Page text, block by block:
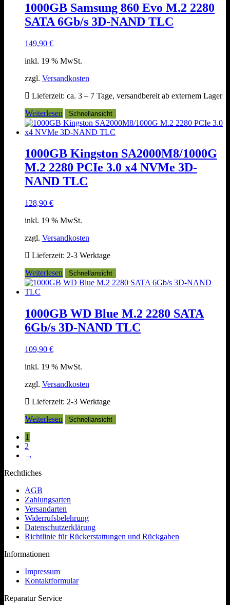
1000GB Samsung 860 Evo M.2 2280
SATA 6Gb/s 3D-NAND TLC
149,90 €
inkl. 19 % MwSt.
zzgl. Versandkosten
Lieferzeit: ca. 3 – 7 Tage, versandbereit ab externem Lager
Weiterlesen
Schnellansicht
1000GB Kingston SA2000M8/1000G
M.2 2280 PCIe 3.0 x4 NVMe 3D-
NAND TLC
128,90 €
inkl. 19 % MwSt.
zzgl. Versandkosten
Lieferzeit: 2-3 Werktage
Weiterlesen
Schnellansicht
1000GB WD Blue M.2 2280 SATA
6Gb/s 3D-NAND TLC
109,90 €
inkl. 19 % MwSt.
zzgl. Versandkosten
Lieferzeit: 2-3 Werktage
Weiterlesen
Schnellansicht
1
2
→
Rechtliches
AGB
Zahlungsarten
Versandarten
Widerrufsbelehrung
Datenschutzerklärung
Richtlinie für Rückerstattungen und Rückgaben
Informationen
Impressum
Kontaktformular
Reparatur Service